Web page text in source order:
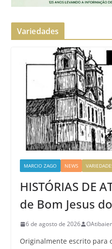
Variedades
MARCIO ZAGO NEWS
HISTÓRIAS DE
de Bom Jesus
6 de agosto de 2026
Originalmente escrito para